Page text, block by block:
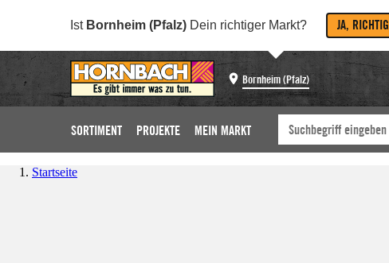
Ist Bornheim (Pfalz) Dein richtiger Markt? JA, RICHTIG
Bornheim (Pfalz)
SORTIMENT PROJEKTE MEIN MARKT
Startseite